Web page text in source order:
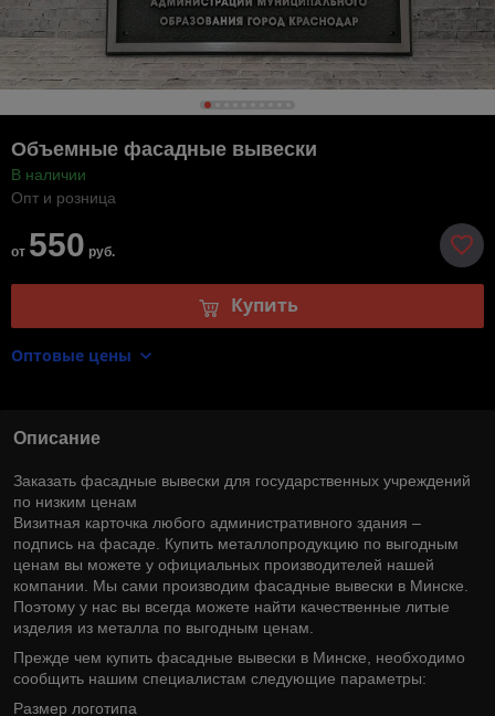
Объемные фасадные вывески
В наличии
Опт и розница
от 550 руб.
Купить
Оптовые цены
Описание
Заказать фасадные вывески для государственных учреждений
по низким ценам
Визитная карточка любого административного здания –
подпись на фасаде. Купить металлопродукцию по выгодным
ценам вы можете у официальных производителей нашей
компании. Мы сами производим фасадные вывески в Минске.
Поэтому у нас вы всегда можете найти качественные литые
изделия из металла по выгодным ценам.
Прежде чем купить фасадные вывески в Минске, необходимо
сообщить нашим специалистам следующие параметры:
Размер логотипа